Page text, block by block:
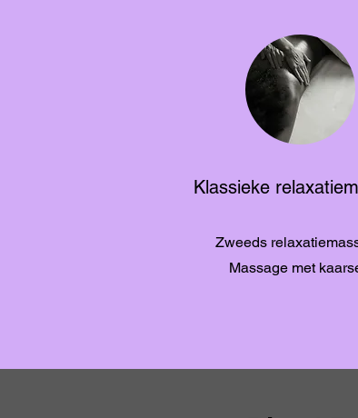
Klassieke
Zweeds
Massage met